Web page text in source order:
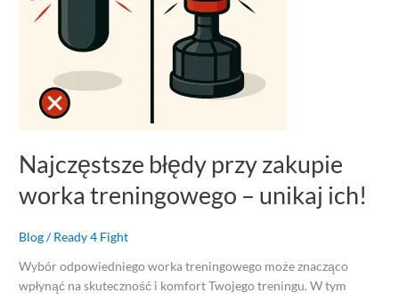
Najczęstsze błędy przy zakupie
worka treningowego – unikaj ich!
Blog/Ready 4 Fight
Wybór odpowiedniego worka treningowego może znacząco
wpłynąć na skuteczność i komfort Twojego treningu. W tym
unikaj